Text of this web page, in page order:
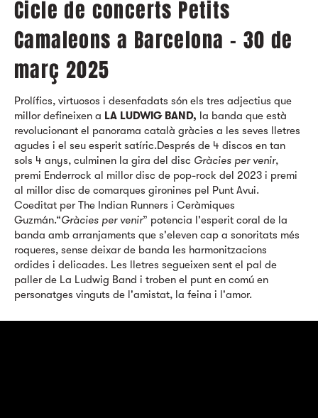
Cicle de concerts Petits
Camaleons a Barcelona - 30 de
març 2025
Prolífics, virtuosos i desenfadats són els tres adjectius que
millor defineixen a LA LUDWIG BAND, la banda que està
revolucionant el panorama català gràcies a les seves lletres
agudes i el seu esperit satíric.Després de 4 discos en tan
sols 4 anys, culminen la gira del disc Gràcies per venir,
premi Enderrock al millor disc de pop-rock del 2023 i premi
al millor disc de comarques gironines pel Punt Avui.
Coeditat per The Indian Runners i Ceràmiques
Guzmán.“Gràcies per venir” potencia l'esperit coral de la
banda amb arranjaments que s'eleven cap a sonoritats més
roqueres, sense deixar de banda les harmonitzacions
ordides i delicades. Les lletres segueixen sent el pal de
paller de La Ludwig Band i troben el punt en comú en
personatges vinguts de l'amistat, la feina i l'amor.